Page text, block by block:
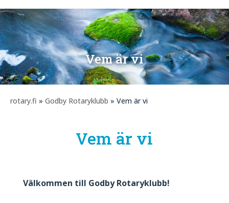
Vem är vi
rotary.fi » Godby Rotaryklubb » Vem är vi
Vem är vi
Välkommen till Godby Rotaryklubb!